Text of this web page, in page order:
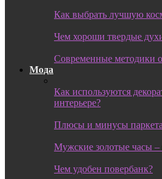
Как выбрать лучшую
Чем хороши твердые
Современные методики
Мода
Как используются
интерьере?
Плюсы и минусы паркета
Мужские золотые часы
Чем удобен повербанк?